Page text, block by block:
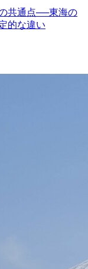
共通点──東海の
的な違い